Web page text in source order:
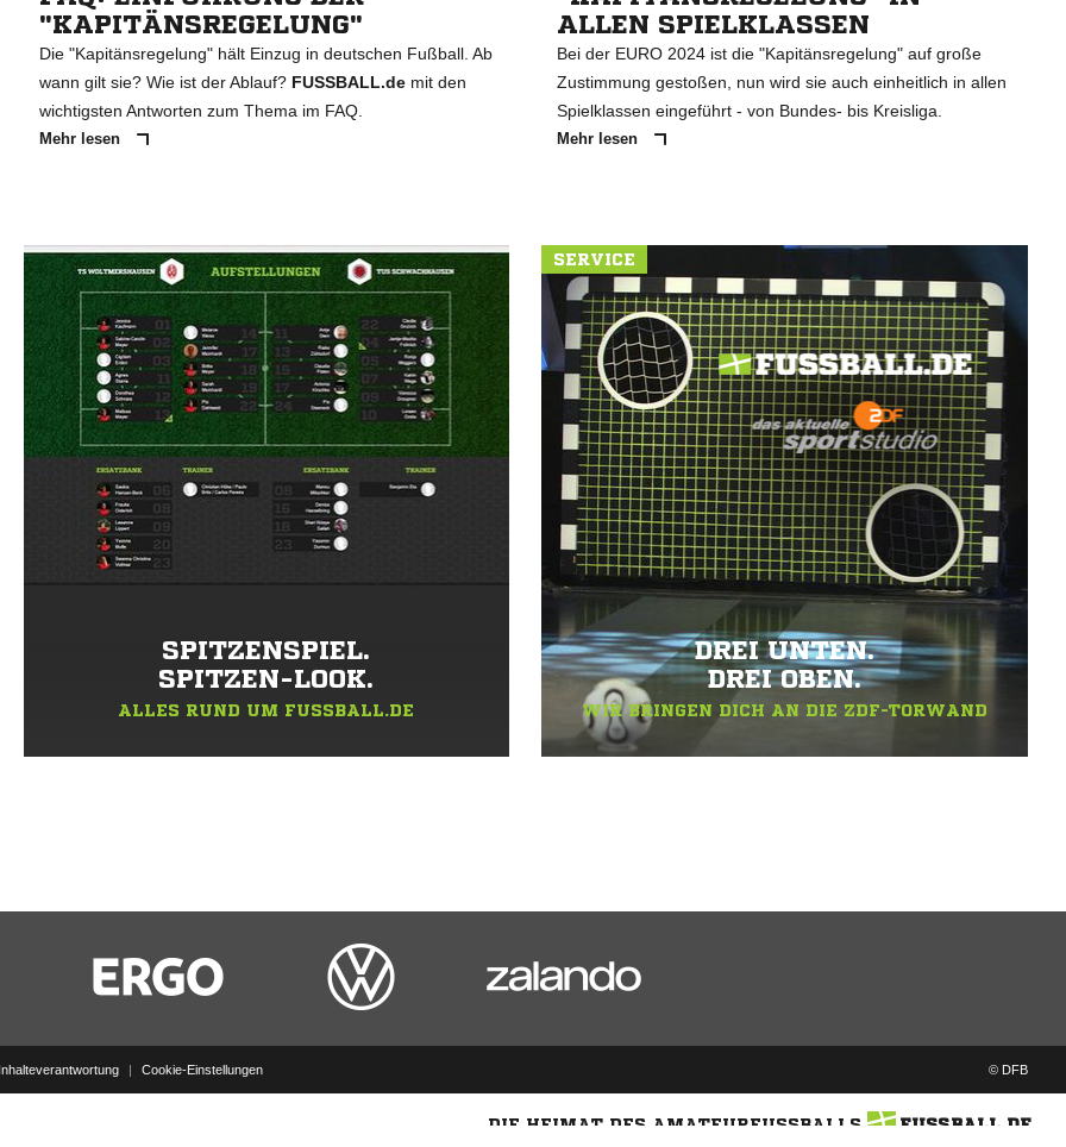
"KAPITÄNSREGELUNG"
Die "Kapitänsregelung" hält Einzug in deutschen Fußball. Ab
wann gilt sie? Wie ist der Ablauf? FUSSBALL.demit den
wichtigsten Antworten zum Thema im FAQ.
Mehr lesen
ALLEN SPIELKLASSEN
Bei der EURO 2024 ist die "Kapitänsregelung" auf große
Zustimmung gestoßen, nun wird sie auch einheitlich in allen
Spielklassen eingeführt - von Bundes- bis Kreisliga.
Mehr lesen
SPITZENSPIEL.
SPITZEN-LOOK.
ALLES RUND UM FUSSBALL.DE
SERVICE
DREI UNTEN.
DREI OBEN.
WIR BRINGEN DICH AN DIE ZDF-TORWAND
Inhalteverantwortung | Cookie-Einstellungen © DFB
DIE HEIMAT DES AMATEURFUSSBALLS FUSSBALL.DE